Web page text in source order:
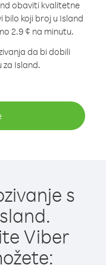
obaviti kvalitetne
bilo koji broj u Island
2.9 ¢ na minutu.
da bi dobili
za Island.
s
Viber